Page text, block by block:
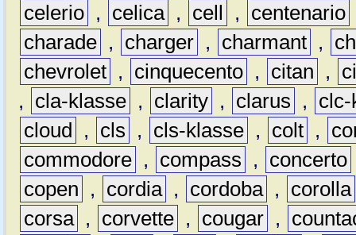
celerio , celica , cell , centenario
charade , charger , charmant ,
chevrolet , cinquecento , citan ,
,
cla-klasse , clarity , clarus ,
clc-
cloud
, cls , cls-klasse , colt ,
commodore , compass , concerto
copen
, cordia , cordoba ,
corolla
corsa , corvette , cougar ,